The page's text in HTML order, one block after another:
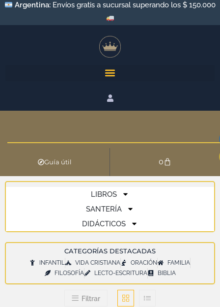
Argentina: Envíos gratis a sucursal superando los $ 150.000
Guía útil 0
LIBROS
SANTERÍA
DIDÁCTICOS
CATEGORÍAS DESTACADAS
INFANTIL VIDA CRISTIANA ORACIÓN
FAMILIA
FILOSOFÍA
LECTO-ESCRITURA BIBLIA
Filtrar